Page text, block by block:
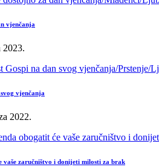
vjenčanja
2023.
vjenčanja
2022.
vaše zaručništvo i donijeti milosti za brak